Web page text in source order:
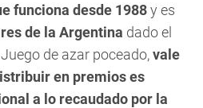
funciona desde 1988y es
de la Argentina dado el
de azar poceado,vale
en premios es
a lo recaudado por la